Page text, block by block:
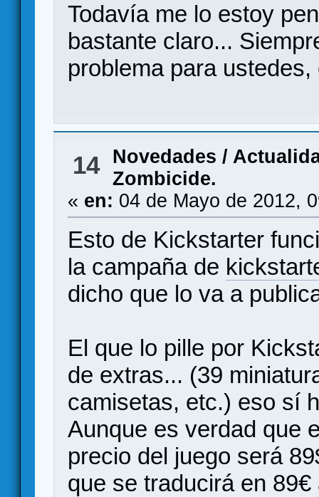
Todavía me lo estoy
bastante claro...
problema para ustedes,
14
Novedades /
Zombicide.
« en: 04 de Mayo de 2012,
Esto de Kickstarter
la campaña de
dicho que lo va a
El que lo pille por
de extras... (39
camisetas, etc.) eso sí
Aunque es verdad que
precio del juego será
que se traducirá en